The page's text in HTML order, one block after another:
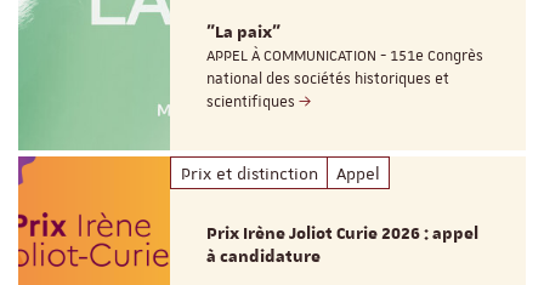
"La paix"
APPEL À COMMUNICATION - 151e Congrès
national des sociétés historiques et
scientifiques
Prix et distinction Appel
Prix Irène Joliot Curie 2026 : appel
à candidature